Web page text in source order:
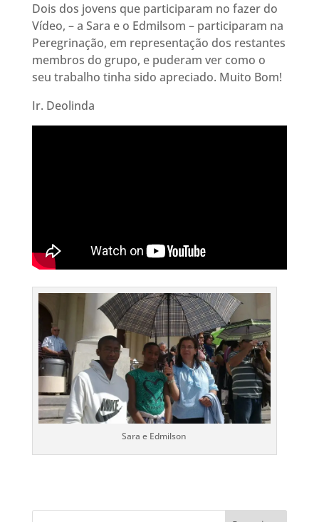
Dois dos jovens que participaram no fazer do
Vídeo, – a Sara e o Edmilsom – participaram na
Peregrinação, em representação dos restantes
membros do grupo, e puderam ver como o
seu trabalho tinha sido apreciado. Muito Bom!
Ir. Deolinda
Sara e Edmilson